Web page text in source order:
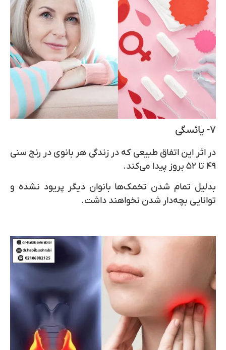
۷- یائسگی
در اثر این اتفاق طبیعی که در زندگی هر بانوی در رنج سنی
۴۹ تا ۵۲ بروز پیدا می‌کند.
بدلیل تمام شدن تخمک‌ها بانوان دیگر پریود نشده و
توانایی بچه‌دار شدن نخواهند داشت.